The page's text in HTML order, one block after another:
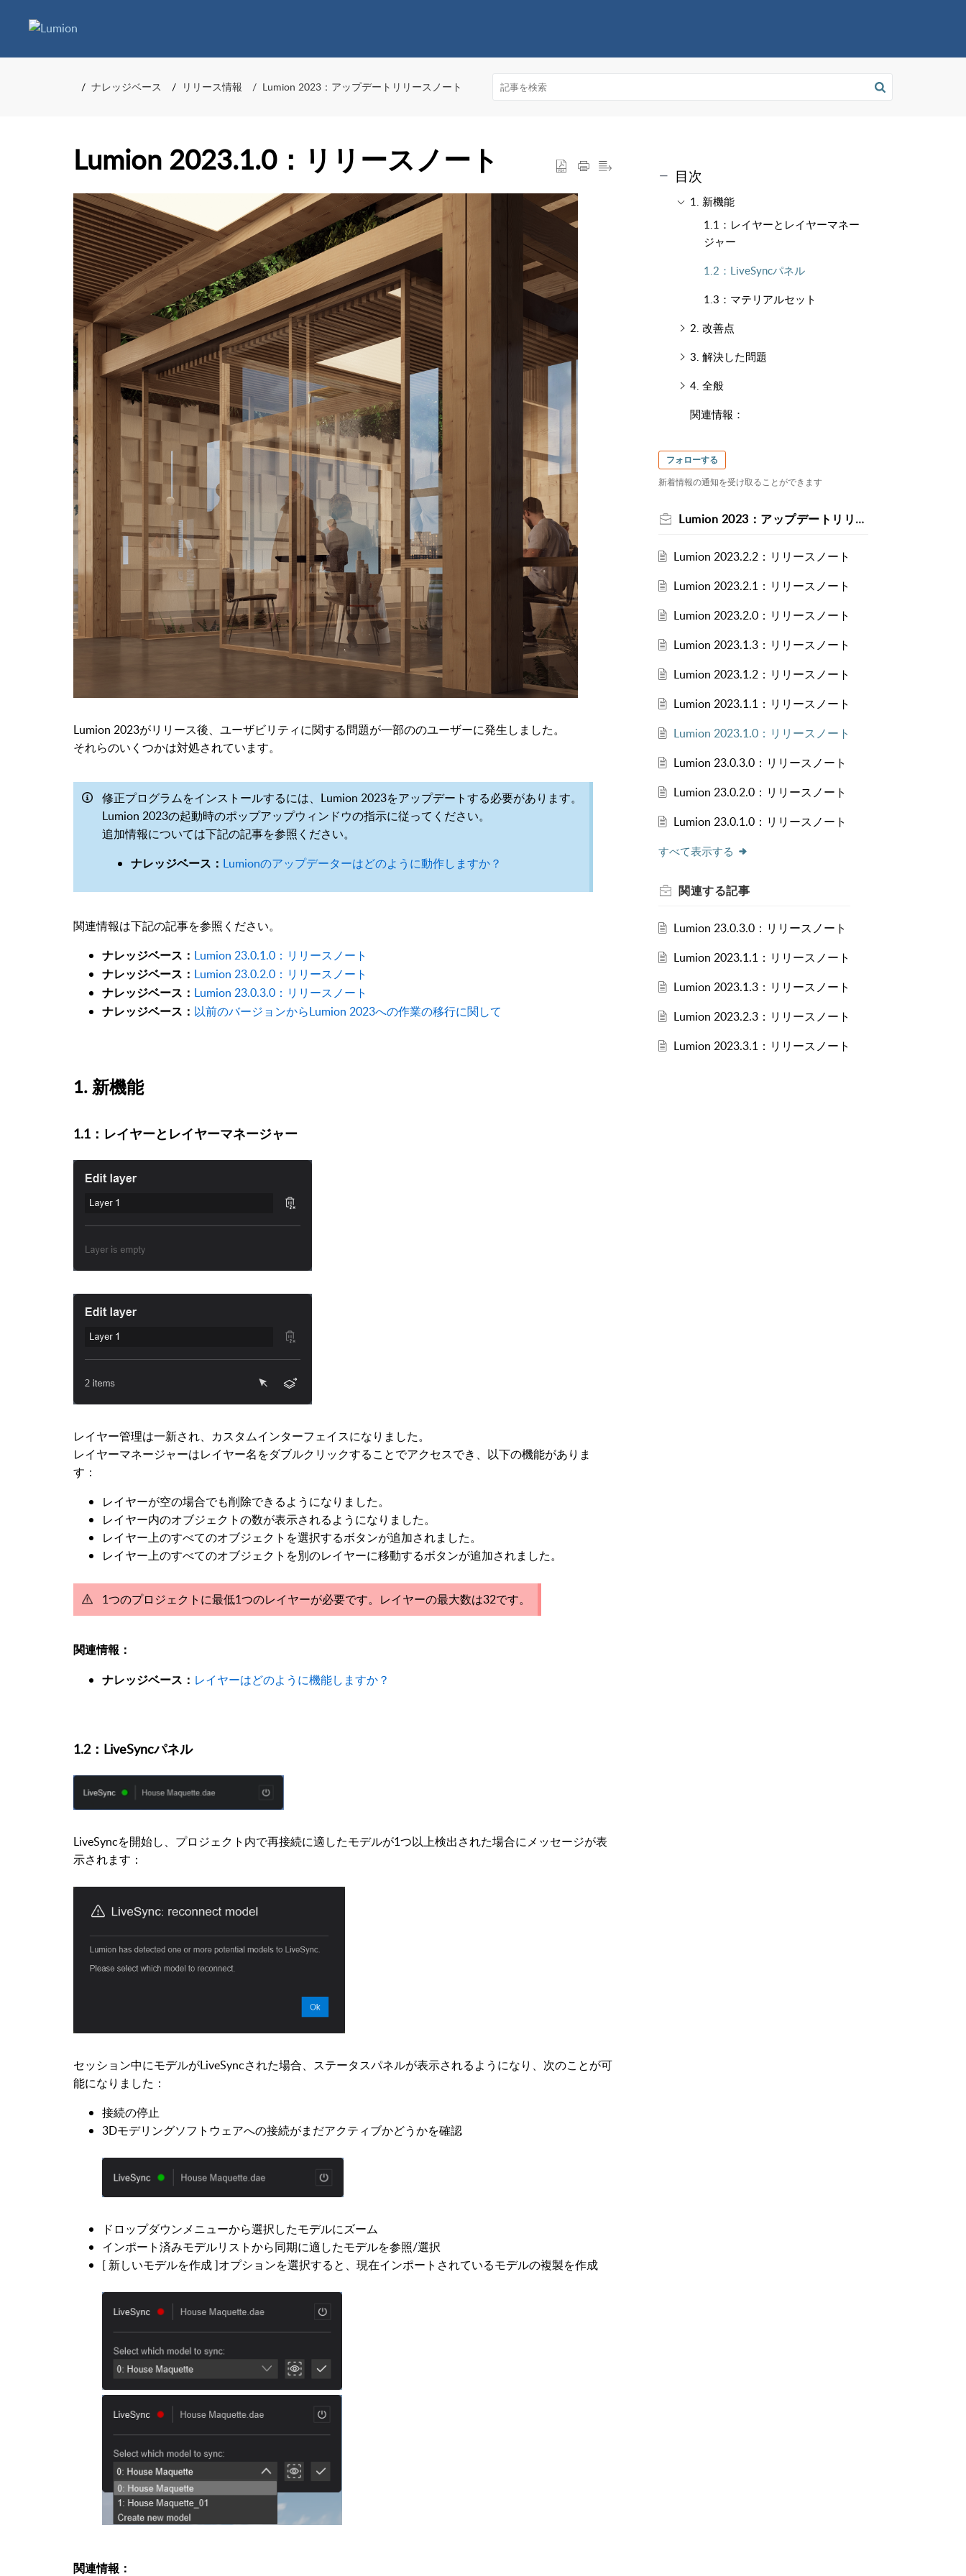
ナレッジベース リリース情報 Lumion 2023：アップデートリリースノート
Lumion 2023.1.0：リリースノート
Lumion 2023がリリース後、ユーザビリティに関する問題が一部ののユーザーに発生しました。
それらのいくつかは対処されています。
修正プログラムをインストールするには、Lumion 2023をアップデートする必要があります。
Lumion 2023の起動時のポップアップウィンドウの指示に従ってください。
追加情報については下記の記事を参照ください。
ナレッジベース： Lumionのアップデーターはどのように動作しますか？
関連情報は下記の記事を参照ください。
ナレッジベース： Lumion 23.0.1.0：リリースノート
ナレッジベース： Lumion 23.0.2.0：リリースノート
ナレッジベース： Lumion 23.0.3.0：リリースノート
ナレッジベース： 以前のバージョンからLumion 2023への作業の移行に関して
1. 新機能
1.1：レイヤーとレイヤーマネージャー
レイヤー管理は一新され、カスタムインターフェイスになりました。
レイヤーマネージャーはレイヤー名をダブルクリックすることでアクセスでき、以下の機能がありま
す：
レイヤーが空の場合でも削除できるようになりました。
レイヤー内のオブジェクトの数が表示されるようになりました。
レイヤー上のすべてのオブジェクトを選択するボタンが追加されました。
レイヤー上のすべてのオブジェクトを別のレイヤーに移動するボタンが追加されました。
1つのプロジェクトに最低1つのレイヤーが必要です。レイヤーの最大数は32です。
関連情報：
ナレッジベース： レイヤーはどのように機能しますか？
1.2：LiveSyncパネル
LiveSyncを開始し、プロジェクト内で再接続に適したモデルが1つ以上検出された場合にメッセージが表
示されます：
セッション中にモデルがLiveSyncされた場合、ステータスパネルが表示されるようになり、次のことが可
能になりました：
接続の停止
3Dモデリングソフトウェアへの接続がまだアクティブかどうかを確認
ドロップダウンメニューから選択したモデルにズーム
インポート済みモデルリストから同期に適したモデルを参照/選択
[ 新しいモデルを作成 ]オプションを選択すると、現在インポートされているモデルの複製を作成
関連情報：
目次
1. 新機能
1.1：レイヤーとレイヤーマネー
ジャー
1.2：LiveSyncパネル
1.3：マテリアルセット
2. 改善点
3. 解決した問題
4. 全般
関連情報：
フォローする
新着情報の通知を受け取ることができます
Lumion 2023：アップデートリリースノート
Lumion 2023.2.2：リリースノート
Lumion 2023.2.1：リリースノート
Lumion 2023.2.0：リリースノート
Lumion 2023.1.3：リリースノート
Lumion 2023.1.2：リリースノート
Lumion 2023.1.1：リリースノート
Lumion 2023.1.0：リリースノート
Lumion 23.0.3.0：リリースノート
Lumion 23.0.2.0：リリースノート
Lumion 23.0.1.0：リリースノート
すべて表示する
関連する記事
Lumion 23.0.3.0：リリースノート
Lumion 2023.1.1：リリースノート
Lumion 2023.1.3：リリースノート
Lumion 2023.2.3：リリースノート
Lumion 2023.3.1：リリースノート